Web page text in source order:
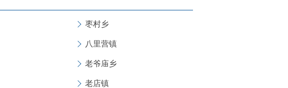
枣村乡
八里营镇
老爷庙乡
老店镇